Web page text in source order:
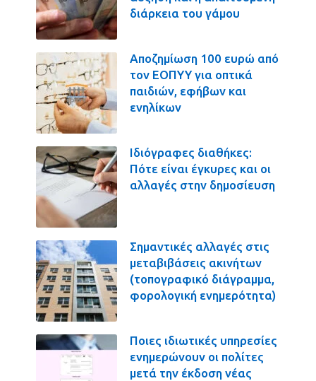
διάρκεια του γάμου
Αποζημίωση 100 ευρώ από
τον ΕΟΠΥΥ για οπτικά
παιδιών, εφήβων και
ενηλίκων
Ιδιόγραφες διαθήκες:
Πότε είναι έγκυρες και οι
αλλαγές στην δημοσίευση
Σημαντικές αλλαγές στις
μεταβιβάσεις ακινήτων
(τοπογραφικό διάγραμμα,
φορολογική ενημερότητα)
Ποιες ιδιωτικές υπηρεσίες
ενημερώνουν οι πολίτες
μετά την έκδοση νέας